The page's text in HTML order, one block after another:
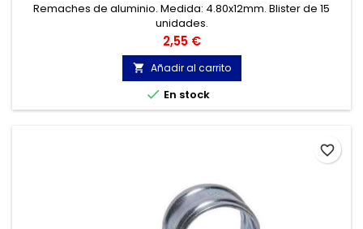
Remaches de aluminio. Medida: 4.80x12mm. Blister de 15
unidades.
Precio
2,55 €
 Añadir al carrito
 En stock
favorite_border